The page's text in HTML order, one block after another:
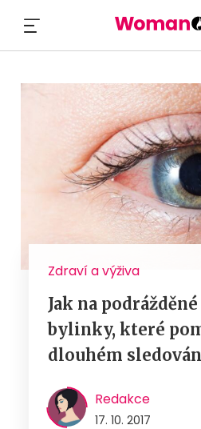
Zdraví a výživa
Jak na
bylinky, které
dlouhém
Redakce
17. 10. 2017